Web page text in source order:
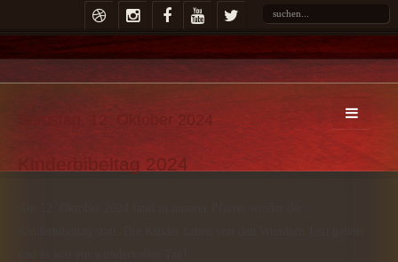
Samstag, 12. Oktober 2024
Kinderbibeltag 2024